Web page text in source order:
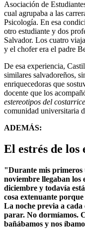
Asociación de
cual agrupaba a las
Psicología. En esa
otro estudiante y dos
Salvador. Los cuatro
y el chofer era el padre
De esa experiencia,
similares salvadoreños,
enriquecedoras que
docente que los
estereotipos del
comunidad universitaria
ADEMÁS:
El estrés de los
"Durante mis primeros
noviembre llegaban los
diciembre y todavía
cosa extenuante
La noche previa a cada
parar. No dormíamos.
bañábamos y nos